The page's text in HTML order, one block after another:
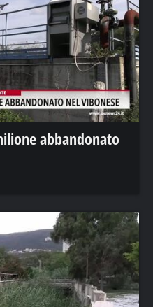
abbandonato